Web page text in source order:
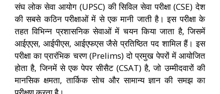
संघ लोक सेवा आयोग (UPSC) की सिविल सेवा परीक्षा (CSE) देश
की सबसे कठिन परीक्षाओं में से एक मानी जाती है। इस परीक्षा के
तहत विभिन्न प्रशासनिक सेवाओं में चयन किया जाता है, जिसमें
आईएएस, आईपीएस, आईएफएस जैसे प्रतिष्ठित पद शामिल हैं। इस
परीक्षा का प्रारंभिक चरण (Prelims) दो प्रमुख पेपरों में आयोजित
होता है, जिनमें से एक पेपर सीसैट (CSAT) है, जो उम्मीदवारों की
मानसिक क्षमता, तार्किक सोच और सामान्य ज्ञान की समझ का